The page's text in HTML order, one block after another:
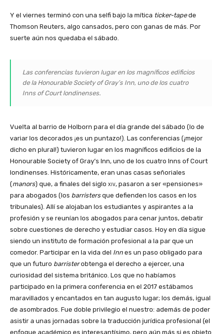
Y el viernes terminó con una selfi bajo la mítica ticker-tapede
Thomson Reuters, algo cansados, pero con ganas de más. Por
suerte aún nos quedaba el sábado.
Las conferencias tuvieron lugar en los magníficos edificios
de la Honourable Society of Gray’s Inn, uno de los cuatro
Inns of Court londinenses.
Vuelta al barrio de Holborn para el día grande del sábado (lo de
variar los decorados ¡es un puntazo!). Las conferencias (¡mejor
dicho en plural!) tuvieron lugar en los magníficos edificios de la
Honourable Society of Gray’s Inn, uno de los cuatro Inns of Court
londinenses. Históricamente, eran unas casas señoriales
(manors) que, a finales del siglo xiv, pasaron a ser «pensiones»
para abogados (los barristers que defienden los casos en los
tribunales). Allí se alojaban los estudiantes y aspirantes a la
profesión y se reunían los abogados para cenar juntos, debatir
sobre cuestiones de derecho y estudiar casos. Hoy en día sigue
siendo un instituto de formación profesional a la par que un
comedor. Participar en la vida del Inn es un paso obligado para
que un futuro barristerobtenga el derecho a ejercer, una
curiosidad del sistema británico. Los que no habíamos
participado en la primera conferencia en el 2017 estábamos
maravillados y encantados en tan augusto lugar; los demás, igual
de asombrados. Fue doble privilegio el nuestro: además de poder
asistir a unas jornadas sobre la traducción jurídica profesional (el
enfoque académico es interesantísimo, pero aún más si es objeto